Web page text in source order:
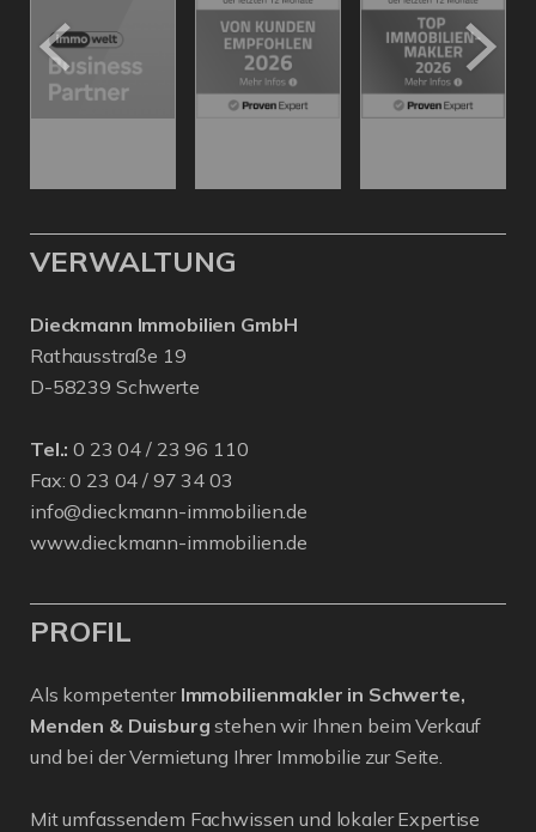
VERWALTUNG
Dieckmann Immobilien GmbH
Rathausstraße 19
D-58239 Schwerte
Tel.: 0 23 04 / 23 96 110
Fax: 0 23 04 / 97 34 03
info@dieckmann-immobilien.de
www.dieckmann-immobilien.de
PROFIL
Als kompetenter Immobilienmakler in Schwerte,
Menden & Duisburg stehen wir Ihnen beim Verkauf
und bei der Vermietung Ihrer Immobilie zur Seite.
Mit umfassendem Fachwissen und lokaler Expertise